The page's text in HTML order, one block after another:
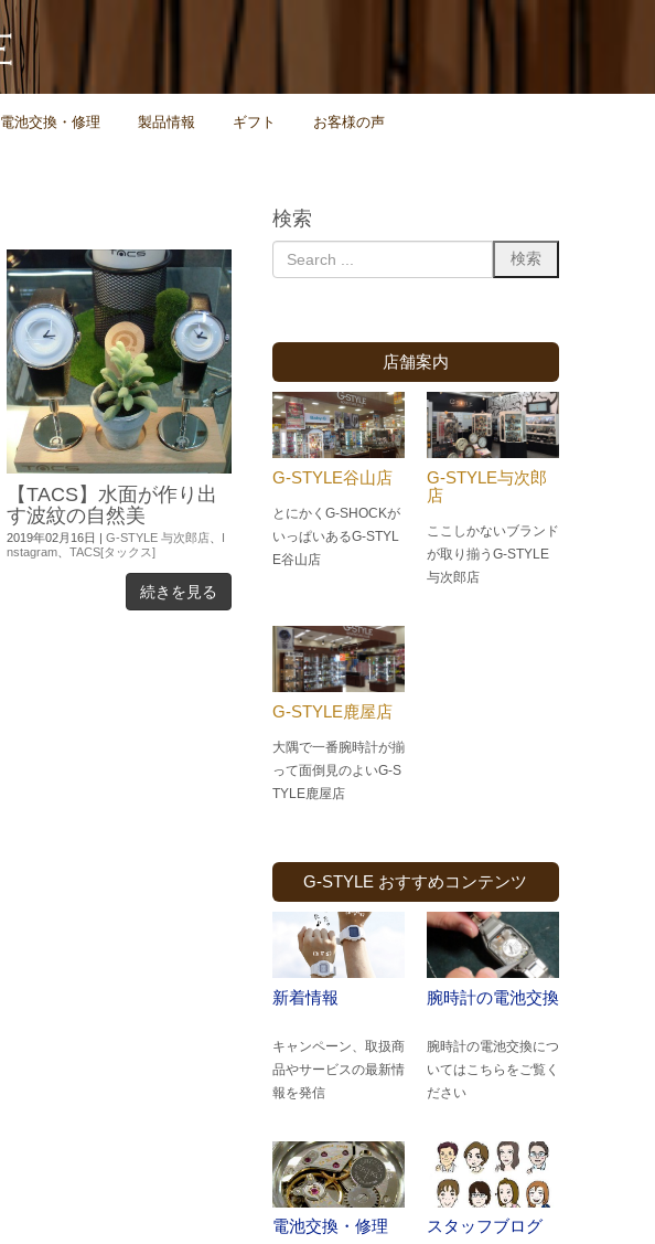
電池交換・修理 製品情報 ギフト お客様の声
【TACS】水面が作り出
す波紋の自然美
2019年02月16日 |G-STYLE 与次郎店
I
nstagram 、TACS[タックス]
続きを見る
検索
店舗案内
G-STYLE谷山店
とにかくG-SHOCKが
いっぱいあるG-STYL
E谷山店
G-STYLE与次郎
店
ここしかないブランド
が取り揃うG-STYLE
与次郎店
G-STYLE鹿屋店
大隅で一番腕時計が揃
って面倒見のよいG-S
TYLE鹿屋店
G-STYLE おすすめコンテンツ
新着情報
キャンペーン、取扱商
品やサービスの最新情
報を発信
腕時計の電池交換
腕時計の電池交換につ
いてはこちらをご覧く
ださい
電池交換・修理 スタッフブログ